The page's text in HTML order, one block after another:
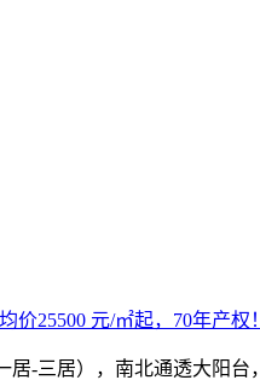
价25500 元/㎡起，70年产权
居-三居），南北通透大阳台